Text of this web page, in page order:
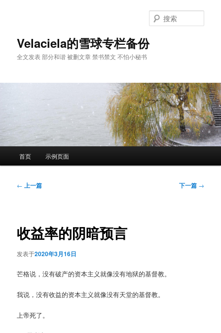
Velaciela的雪球专栏备份
全文发表 部分和谐 被删文章 禁书禁文 不怕小秘书
索
首页 示例页面
文
← 上一篇 下一篇 →
收益率的阴暗预言
发表于2020年3月16日
芒格说，没有破产的资本主义就像没有地狱的基督教。
我说，没有收益的资本主义就像没有天堂的基督教。
上帝死了。